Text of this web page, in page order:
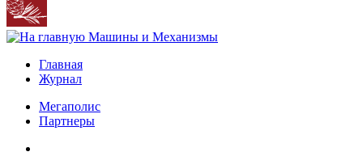
Главная
Журнал
Мегаполис
Партнеры